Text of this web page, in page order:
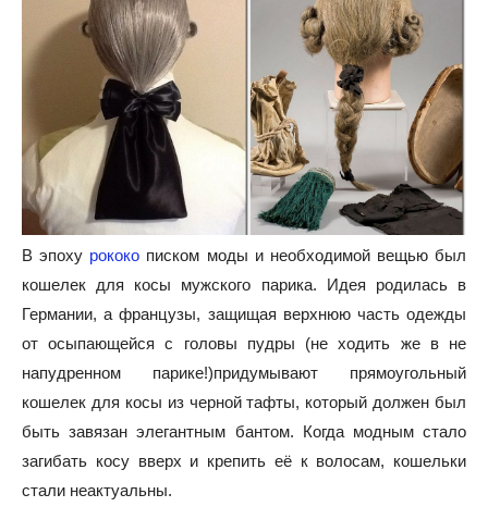
В эпоху рококо писком моды и необходимой вещью был
кошелек для косы мужского парика. Идея родилась в
Германии, а французы, защищая верхнюю часть одежды
от осыпающейся с головы пудры (не ходить же в не
напудренном парике!)придумывают прямоугольный
кошелек для косы из черной тафты, который должен был
быть завязан элегантным бантом. Когда модным стало
загибать косу вверх и крепить её к волосам, кошельки
стали неактуальны.